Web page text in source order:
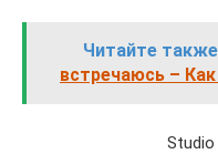
Читайте
встречаюсь –
Studio